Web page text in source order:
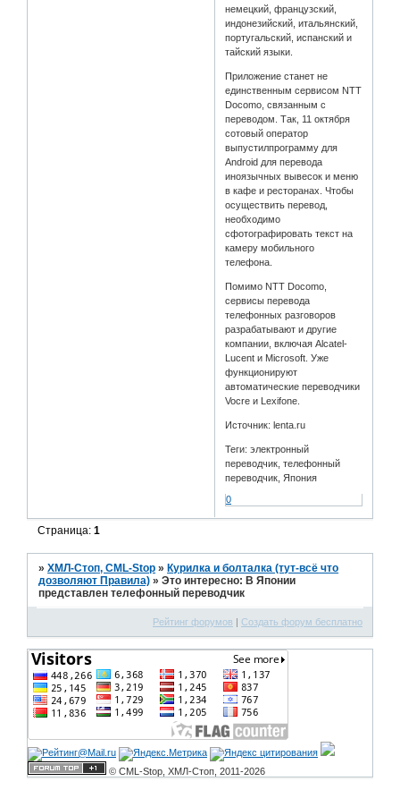
немецкий, французский,
индонезийский, итальянский,
португальский, испанский и
тайский языки.
Приложение станет не
единственным сервисом NTT
Docomo, связанным с
переводом. Так, 11 октября
сотовый оператор
выпустилпрограмму для
Android для перевода
иноязычных вывесок и меню
в кафе и ресторанах. Чтобы
осуществить перевод,
необходимо
сфотографировать текст на
камеру мобильного
телефона.
Помимо NTT Docomo,
сервисы перевода
телефонных разговоров
разрабатывают и другие
компании, включая Alcatel-
Lucent и Microsoft. Уже
функционируют
автоматические переводчики
Vocre и Lexifone.
Источник: lenta.ru
Теги: электронный
переводчик, телефонный
переводчик, Япония
0
Страница:1
»ХМЛ-Стоп, CML-Stop » Курилка и болталка (тут-всё что
дозволяют Правила) »Это интересно: В Японии
представлен телефонный переводчик
Рейтинг форумов | Создать форум бесплатно
© CML-Stop, ХМЛ-Стоп, 2011-2026